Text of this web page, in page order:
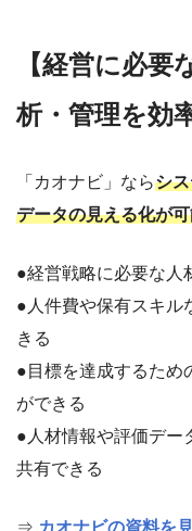
【経営に必
析・管理を効
「カオナビ」ならシ
データの見える化が
●経営戦略に必要な人
●人件費や保有スキル
きる
●目標を達成するため
ができる
●人材情報や評価デー
共有できる